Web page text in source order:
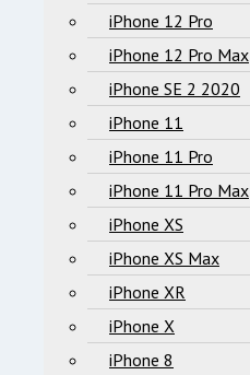
iPhone 12 Pro
iPhone 12 Pro Max
iPhone SE 2 2020
iPhone 11
iPhone 11 Pro
iPhone 11 Pro Max
iPhone XS
iPhone XS Max
iPhone XR
iPhone X
iPhone 8